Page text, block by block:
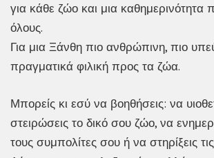
για κάθε ζώο και μια καθημερινότητα
όλους.
Για μια Ξάνθη πιο ανθρώπινη, πιο
πραγματικά φιλική προς τα ζώα.
Μπορείς κι εσύ να βοηθήσεις: να
στειρώσεις το δικό σου ζώο, να
τους συμπολίτες σου ή να στηρίξεις